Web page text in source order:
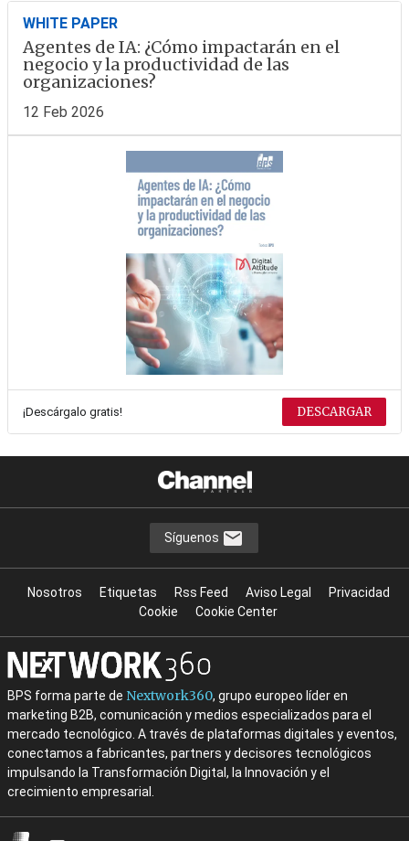
WHITE PAPER
Agentes de IA: ¿Cómo impactarán en el
negocio y la productividad de las
organizaciones?
12 Feb 2026
¡Descárgalo gratis! DESCARGAR
Síguenos
Nosotros Etiquetas Rss Feed Aviso Legal
Privacidad
Cookie
Cookie Center
BPS forma parte de Nextwork360, grupo europeo líder en
marketing B2B, comunicación y medios especializados para el
mercado tecnológico. A través de plataformas digitales y eventos,
conectamos a fabricantes, partners y decisores tecnológicos
impulsando la Transformación Digital, la Innovación y el
crecimiento empresarial.